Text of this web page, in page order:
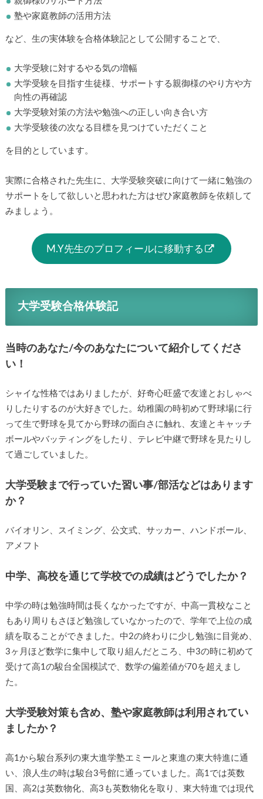
塾や家庭教師の活用方法
など、生の実体験を合格体験記として公開することで、
大学受験に対するやる気の増幅
大学受験を目指す生徒様、サポートする親御様のやり方や方
向性の再確認
大学受験対策の方法や勉強への正しい向き合い方
大学受験後の次なる目標を見つけていただくこと
を目的としています。
実際に合格された先生に、大学受験突破に向けて一緒に勉強の
サポートをして欲しいと思われた方はぜひ家庭教師を依頼して
みましょう。
M.Y先生のプロフィールに移動する
大学受験合格体験記
当時のあなた/今のあなたについて紹介してくださ
い！
シャイな性格ではありましたが、好奇心旺盛で友達とおしゃべ
りしたりするのが大好きでした。幼稚園の時初めて野球場に行
って生で野球を見てから野球の面白さに触れ、友達とキャッチ
ボールやバッティングをしたり、テレビ中継で野球を見たりし
て過ごしていました。
大学受験まで行っていた習い事/部活などはあります
か？
バイオリン、スイミング、公文式、サッカー、ハンドボール、
アメフト
中学、高校を通じて学校での成績はどうでしたか？
中学の時は勉強時間は長くなかったですが、中高一貫校なこと
もあり周りもさほど勉強していなかったので、学年で上位の成
績を取ることができました。中2の終わりに少し勉強に目覚め、
3ヶ月ほど数学に集中して取り組んだところ、中3の時に初めて
受けて高1の駿台全国模試で、数学の偏差値が70を超えまし
た。
大学受験対策も含め、塾や家庭教師は利用されてい
ましたか？
高1から駿台系列の東大進学塾エミールと東進の東大特進に通
い、浪人生の時は駿台3号館に通っていました。高1では英数
国、高2は英数物化、高3も英数物化を取り、東大特進では現代